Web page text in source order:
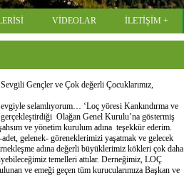
VİDEOLAR İLETİŞİM
Gençler ve Çok değerli Çocuklarımız,
selamlıyorum… ‘Loç yöresi Kankındırma ve
Olağan Genel Kurulu’na göstermiş
ve yönetim kurulum adına teşekkür ederim.
gelenek- göreneklerimizi yaşatmak ve gelecek
adına değerli büyüklerimiz kökleri çok daha
temelleri attılar. Derneğimiz, LOÇ
ve emeği geçen tüm kurucularımıza Başkan ve